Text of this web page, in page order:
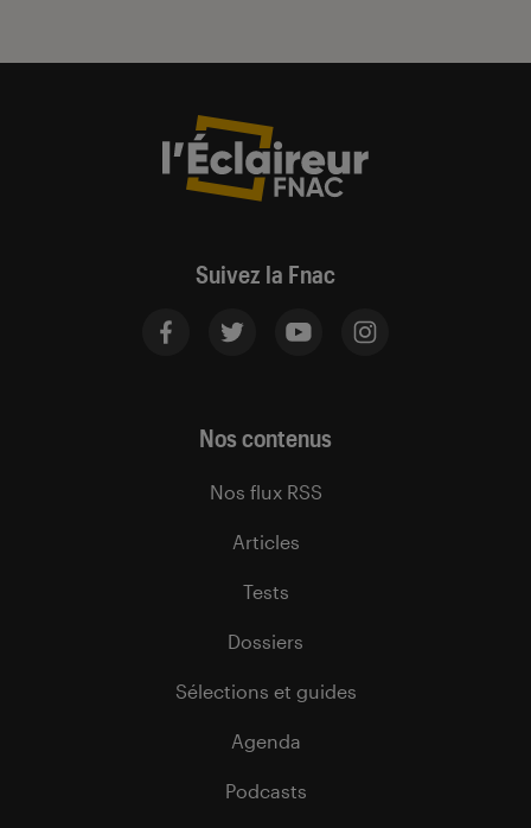
Suivez la Fnac
Nos contenus
Nos flux RSS
Articles
Tests
Dossiers
Sélections et guides
Agenda
Podcasts